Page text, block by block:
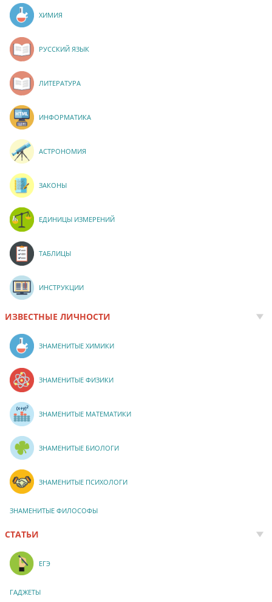
ХИМИЯ
РУССКИЙ ЯЗЫК
ЛИТЕРАТУРА
ИНФОРМАТИКА
АСТРОНОМИЯ
ЗАКОНЫ
ЕДИНИЦЫ ИЗМЕРЕНИЙ
ТАБЛИЦЫ
ИНСТРУКЦИИ
ИЗВЕСТНЫЕ ЛИЧНОСТИ
ЗНАМЕНИТЫЕ ХИМИКИ
ЗНАМЕНИТЫЕ ФИЗИКИ
ЗНАМЕНИТЫЕ МАТЕМАТИКИ
ЗНАМЕНИТЫЕ БИОЛОГИ
ЗНАМЕНИТЫЕ ПСИХОЛОГИ
ЗНАМЕНИТЫЕ ФИЛОСОФЫ
СТАТЬИ
ЕГЭ
ГАДЖЕТЫ